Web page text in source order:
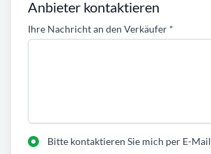
Anbieter kontaktieren
Ihre Nachricht an den Verkäufer *
Bitte kontaktieren Sie mich per E-Mail